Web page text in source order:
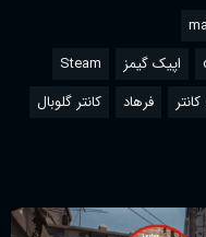
اپیک گیمز
Steam
فرهاد کانتر گلوبال